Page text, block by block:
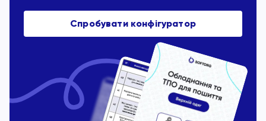
Спробувати конфігуратор